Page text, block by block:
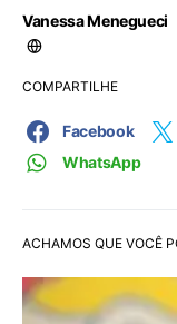
Vanessa Menegueci
COMPARTILHE
Facebook
WhatsApp
ACHAMOS QUE VOCÊ